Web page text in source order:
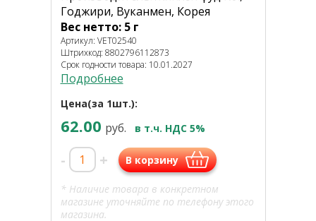
Годжири, Вуканмен, Корея
Вес нетто: 5 г
Артикул: VET02540
Штрихкод: 8802796112873
Срок годности товара: 10.01.2027
Подробнее
Цена(за 1шт.):
62.00 руб. в т.ч. НДС 5%
- + В корзину
* Наличие товара в конкретном
магазине уточняйте по телефону этого
магазина.